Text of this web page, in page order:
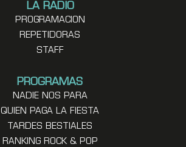
LA RADIO
PROGRAMACION
REPETIDORAS
STAFF
PROGRAMAS
NADIE NOS PARA
QUIEN PAGA LA FIESTA
TARDES BESTIALES
RANKING ROCK & POP